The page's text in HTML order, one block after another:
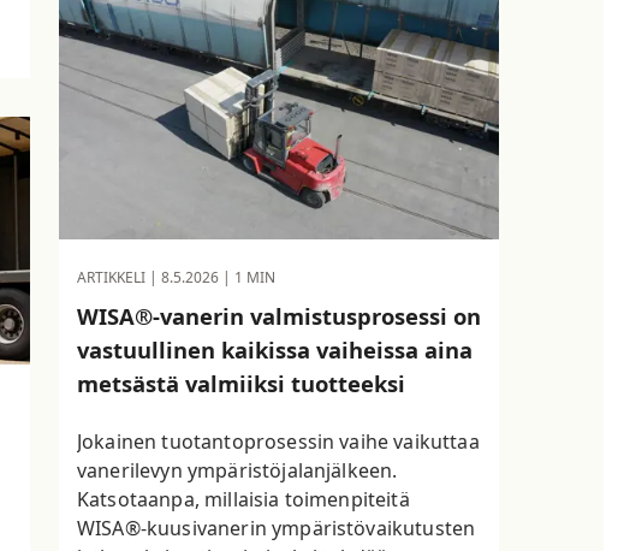
ARTIKKELI | 8.5.2026 | 1 MIN
WISA®-vanerin valmistusprosessi on
vastuullinen kaikissa vaiheissa aina
metsästä valmiiksi tuotteeksi
Jokainen tuotantoprosessin vaihe vaikuttaa
vanerilevyn ympäristöjalanjälkeen.
Katsotaanpa, millaisia toimenpiteitä
WISA®-kuusivanerin ympäristövaikutusten